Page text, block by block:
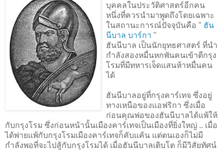
บุคคลในประวัติศาสตร์อีกคน
หนึ่งที่ควรนำมาพูดถึงโดยเฉพาะ
ในสถานะการณ์ปัจจุบันคือ " ฮัน
นีบาล บาร์กา "
ฮันนีบาล เป็นนักยุทธศาสตร์ ที่นำ
กำลังสองหมื่นหกพันคนเข้าตีกรุง
โรมที่มีทหารเจ็ดแสนห้าหมื่นคน
ได้
ฮันนีบาลอยู่ที่กรุงคาร์เทจ ซึ่งอยู่
ทางเหนือของแอฟริกา ซึ่งเมื่อ
ก่อนคุณพ่อของฮันนีบาลได้แพ้ให้
กับกรุงโรม ซึ่งก่อนหน้านั้นเมืองคาร์เทจเป็นเมืองที่ยิ่งใหญ่ .. เมื่อ
ได้พ่ายแพ้กับกรุงโรมเมืองคาร์เทจก็คับแค้น แต่ตนเองก็ไม่มี
กำลังพอที่จะไปสู้กับกรุงโรมได้ เมื่อฮันนีบาลเติบโต ก็มีวิสัยทัศน์